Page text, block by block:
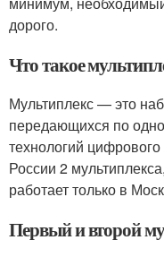
дорого.
Что такое
Мультиплекс — это
передающихся по
технологий
России 2
работает только в
Первый и второй